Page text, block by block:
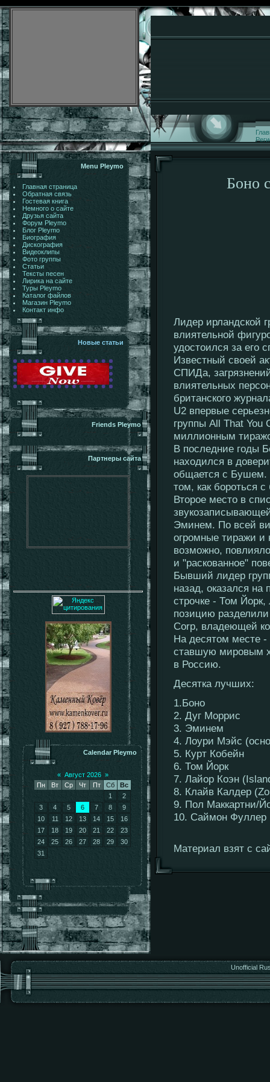
Menu Pleymo
Главная страница
Обратная связь
Гостевая книга
Немного о сайте
Друзья сайта
Форум Pleymo
Блог Pleymo
Биография
Дискография
Видеоклипы
Фото группы
Статьи
Тексты песен
Лирика на сайте
Туры Pleymo
Каталог файлов
Магазин Pleymo
Контакт инфо
Новые статьи
Friends Pleymo
Партнеры сайта
Calendar Pleymo
« Август 2026 »
Пн
Вт Ср Чт Пт Сб
Вс
1
2
3
4 5 6 7 8
9
10
11 12 13 14 15
16
17
18 19 20 21 22
23
24
25 26 27 28 29
30
31
Боно
Лидер ирландской
влиятельной
удостоился за его
Известный своей
СПИДа,
влиятельных
британского
U2 впервые
группы All That You
миллионным
В последние годы
находился в
общается с Бушем.
том, как бороться
Второе место в
Эминем. По всей
огромные тиражи и
возможно,
и "раскованное"
Бывший лидер
назад, оказался
строчке - Том Йорк,
позицию
Corp, владеющей
На десятом месте
ставшую мировым
в Россию.
Десятка лучших:
1.Боно
2. Дуг Моррис
3. Эминем
4. Лоури Мэйс
5. Курт Кобейн
6. Том Йорк
7. Лайор Коэн
8. Клайв Калдер
9. Пол Маккартни/
10. Саймон Фуллер
Материал взят с
Unofficial